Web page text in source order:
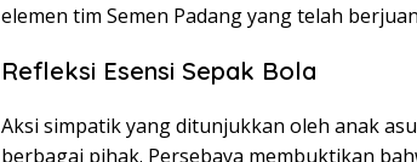
elemen tim Semen Padang yang telah
Refleksi Esensi Sepak Bola
Aksi simpatik yang ditunjukkan oleh anak
berbagai pihak. Persebaya membuktikan